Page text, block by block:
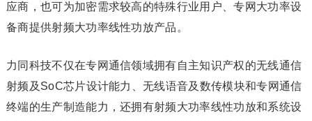
应商，也可为加密需求较高的特殊行业用户、专网大功率设
备商提供射频大功率线性功放产品。
力同科技不仅在专网通信领域拥有自主知识产权的无线通信
射频及SoC芯片设计能力、无线语音及数传模块和专网通信
终端的生产制造能力，还拥有射频大功率线性功放和系统设